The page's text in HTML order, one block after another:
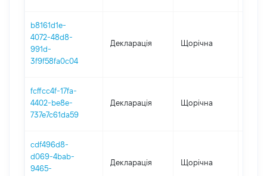
b8161d1e-
4072-48d8-
991d-
3f9f58fa0c04
Декларація Щорічна
fcffcc4f-17fa-
4402-be8e-
737e7c61da59
Декларація Щорічна
cdf496d8-
d069-4bab-
9465-
Декларація Щорічна